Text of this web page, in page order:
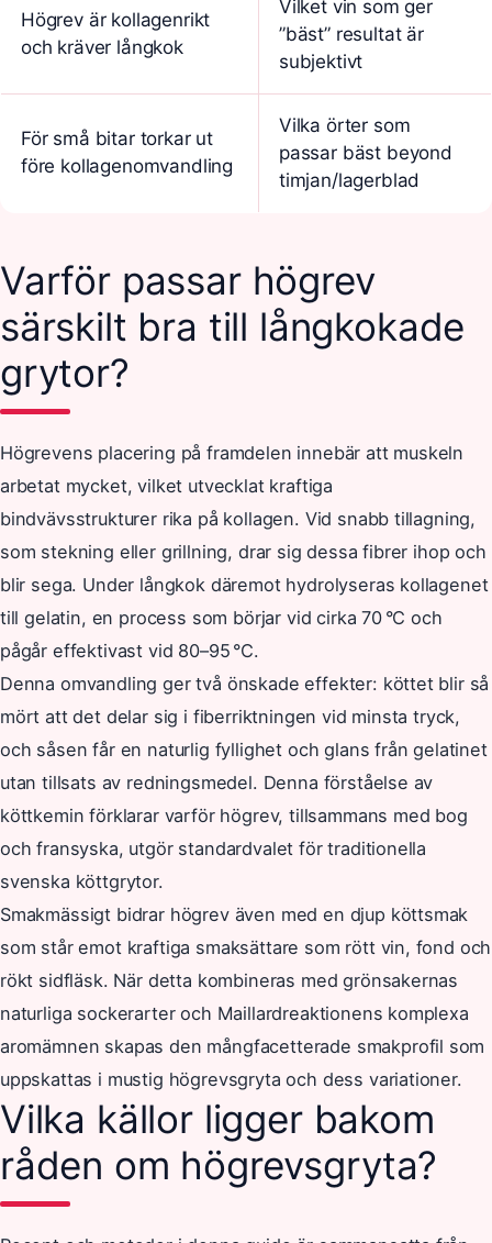
Högrev är kollagenrikt
och kräver långkok
Vilket vin som ger
”bäst” resultat är
subjektivt
För små bitar torkar ut
före kollagenomvandling
Vilka örter som
passar bäst beyond
timjan/lagerblad
Varför passar högrev
särskilt bra till långkokade
grytor?
Högrevens placering på framdelen innebär att muskeln
arbetat mycket, vilket utvecklat kraftiga
bindvävsstrukturer rika på kollagen. Vid snabb tillagning,
som stekning eller grillning, drar sig dessa fibrer ihop och
blir sega. Under långkok däremot hydrolyseras kollagenet
till gelatin, en process som börjar vid cirka 70 °C och
pågår effektivast vid 80–95 °C.
Denna omvandling ger två önskade effekter: köttet blir så
mört att det delar sig i fiberriktningen vid minsta tryck,
och såsen får en naturlig fyllighet och glans från gelatinet
utan tillsats av redningsmedel. Denna förståelse av
köttkemin förklarar varför högrev, tillsammans med bog
och fransyska, utgör standardvalet för traditionella
svenska köttgrytor.
Smakmässigt bidrar högrev även med en djup köttsmak
som står emot kraftiga smaksättare som rött vin, fond och
rökt sidfläsk. När detta kombineras med grönsakernas
naturliga sockerarter och Maillardreaktionens komplexa
aromämnen skapas den mångfacetterade smakprofil som
uppskattas i mustig högrevsgryta och dess variationer.
Vilka källor ligger bakom
råden om högrevsgryta?